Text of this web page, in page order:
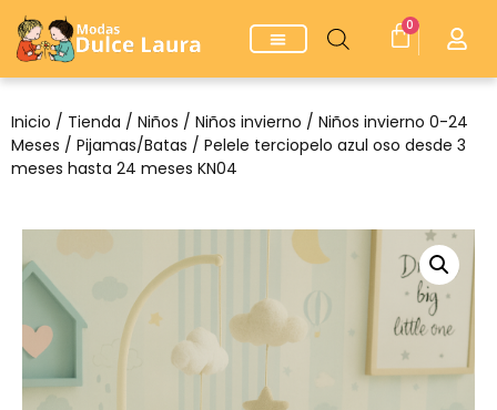
0
Inicio / Tienda / Niños / Niños invierno / Niños invierno 0-24
Meses / Pijamas/Batas / Pelele terciopelo azul oso desde 3
meses hasta 24 meses KN04